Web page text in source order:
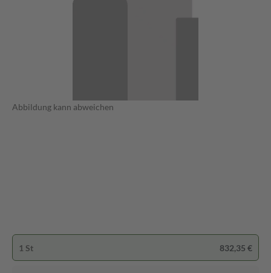
Abbildung kann abweichen
1 St 832,35 €